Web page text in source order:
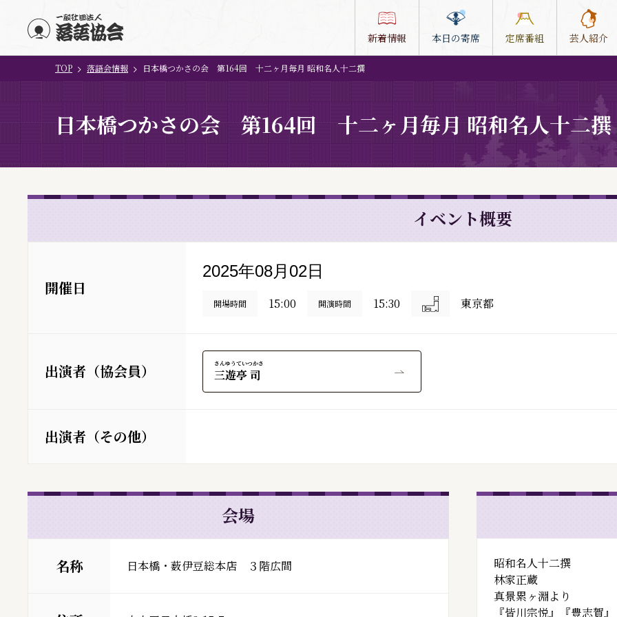
新着情報 本日の寄席 定席番組 芸人紹介
TOP 落語会情報 日本橋つかさの会 第164回 十二ヶ月毎月 昭和名人十二撰
日本橋つかさの会 第164回 十二ヶ月毎月 昭和名人十二撰
イベント概要
開催日
2025年08月02日
開場時間 15:00 開演時間 15:30 東京都
出演者（協会員） 三遊亭
さんゆうてい
司
つかさ
出演者（その他）
会場
名称 日本橋・薮伊豆総本店　３階広間
昭和名人十二撰
林家正蔵
真景累ヶ淵より
『皆川宗悦』『豊志賀』